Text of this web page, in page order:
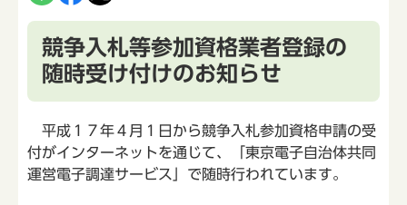
競争入札等参加資格業者登録の
随時受け付けのお知らせ
平成１７年４月１日から競争入札参加資格申請の受
付がインターネットを通じて、「東京電子自治体共同
運営電子調達サービス」で随時行われています。